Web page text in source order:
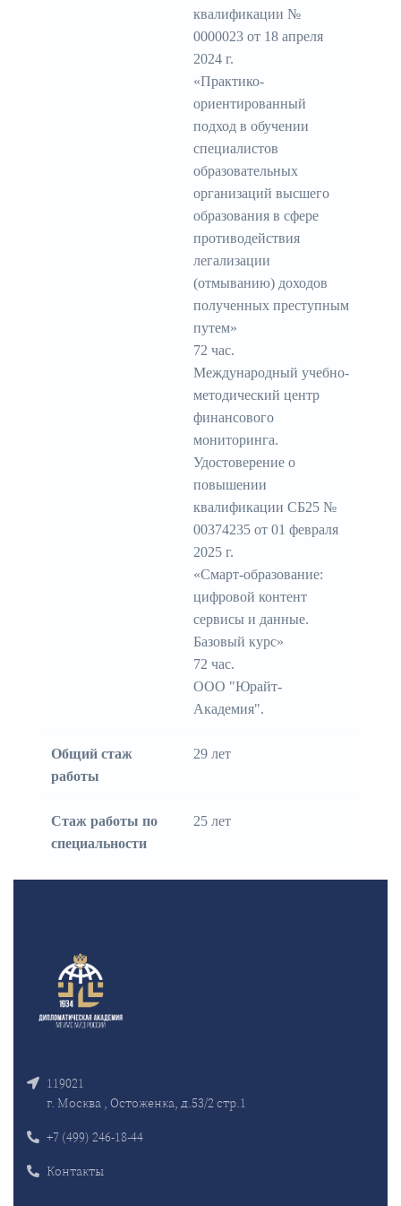
квалификации №
0000023 от 18 апреля
2024 г.
«Практико-
ориентированный
подход в обучении
специалистов
образовательных
организаций высшего
образования в сфере
противодействия
легализации
(отмыванию) доходов
полученных преступным
путем»
72 час.
Международный учебно-
методический центр
финансового
мониторинга.
Удостоверение о
повышении
квалификации СБ25 №
00374235 от 01 февраля
2025 г.
«Смарт-образование:
цифровой контент
сервисы и данные.
Базовый курс»
72 час.
ООО "Юрайт-
Академия".
Общий стаж
работы
29 лет
Стаж работы по
специальности
25 лет
119021
г. Москва , Остоженка, д.53/2 стр.1
+7 (499) 246-18-44
Контакты